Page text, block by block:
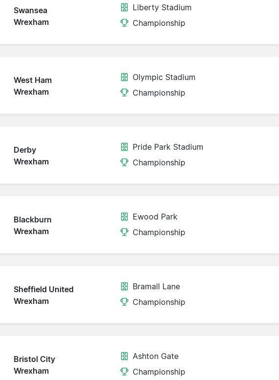
Swansea
Wrexham
Liberty Stadium
Championship
West Ham
Wrexham
Olympic Stadium
Championship
Derby
Wrexham
Pride Park Stadium
Championship
Blackburn
Wrexham
Ewood Park
Championship
Sheffield United
Wrexham
Bramall Lane
Championship
Bristol City
Wrexham
Ashton Gate
Championship